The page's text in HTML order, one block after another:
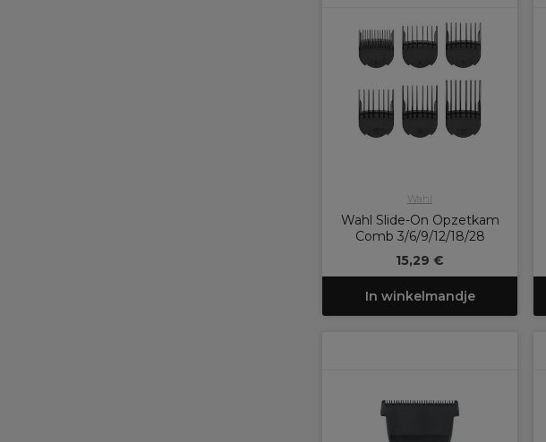
Wahl
Wahl Slide-On Opzetkam
Comb 3/6/9/12/18/28
15,29 €
In winkelmandje